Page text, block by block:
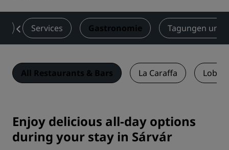
Services Gastronomie Tagungen und
All Restaurants & Bars La Caraffa
Enjoy delicious all-day options
during your stay in Sárvár